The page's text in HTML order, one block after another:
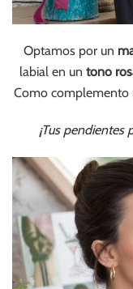
Optamos por un
labial en un tono
Como complemento
¡Tus pendientes